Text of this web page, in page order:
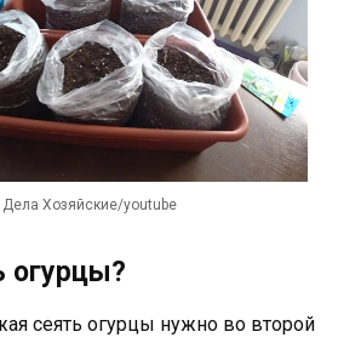
Дела Хозяйские/youtube
огурцы?
сеять огурцы нужно во второй